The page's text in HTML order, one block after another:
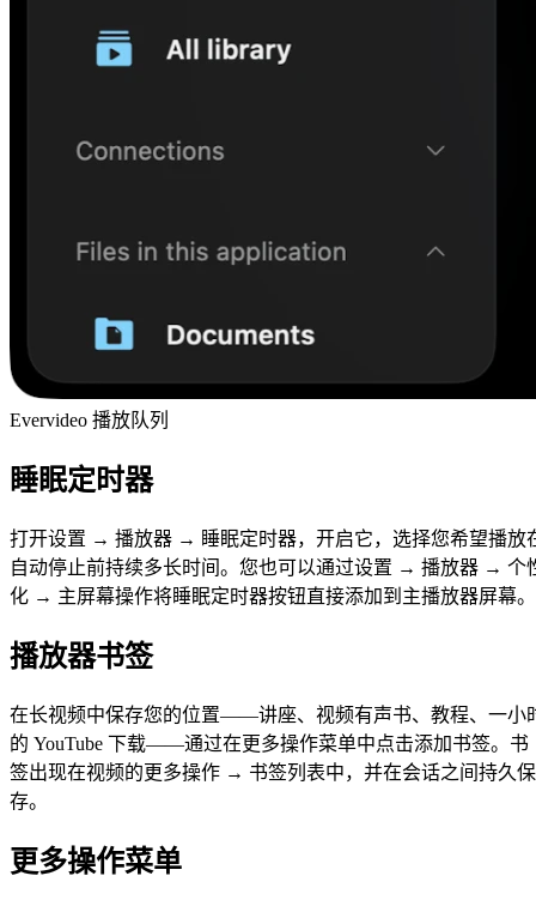
Evervideo 播放队列
睡眠定时器
打开设置 → 播放器 → 睡眠定时器，开启它，选择您希望播放
自动停止前持续多长时间。您也可以通过设置 → 播放器 → 个
化 → 主屏幕操作将睡眠定时器按钮直接添加到主播放器屏幕。
播放器书签
在长视频中保存您的位置——讲座、视频有声书、教程、一小
的 YouTube 下载——通过在更多操作菜单中点击添加书签。书
签出现在视频的更多操作 → 书签列表中，并在会话之间持久保
存。
更多操作菜单